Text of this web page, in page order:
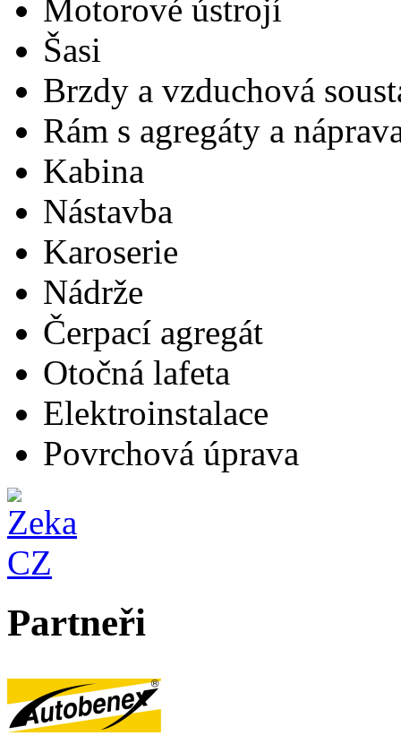
Motorové ústrojí
Šasi
Brzdy a vzduchová
Rám s agregáty a
Kabina
Nástavba
Karoserie
Nádrže
Čerpací agregát
Otočná lafeta
Elektroinstalace
Povrchová úprava
Partneři